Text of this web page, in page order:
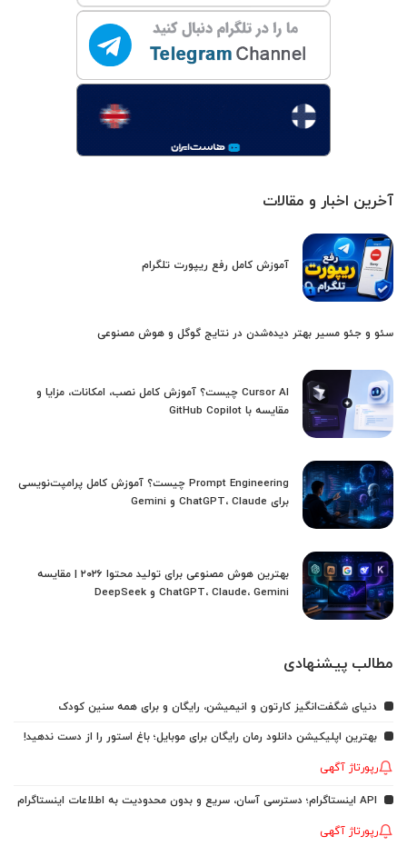
آخرین اخبار و مقالات
آموزش کامل رفع ریپورت تلگرام
سئو و جئو مسیر بهتر دیده‌شدن در نتایج گوگل و هوش مصنوعی
Cursor AI چیست؟ آموزش کامل نصب، امکانات، مزایا و
مقایسه با GitHub Copilot
Prompt Engineering چیست؟ آموزش کامل پرامپت‌نویسی
برای ChatGPT، Claude و Gemini
بهترین هوش مصنوعی برای تولید محتوا ۲۰۲۶ | مقایسه
ChatGPT، Claude، Gemini و DeepSeek
مطالب پیشنهادی
دنیای شگفت‌انگیز کارتون و انیمیشن، رایگان و برای همه سنین کودک
بهترین اپلیکیشن دانلود رمان رایگان برای موبایل؛ باغ استور را از دست ندهید!
رپورتاژ آگهی
API اینستاگرام؛ دسترسی آسان، سریع و بدون محدودیت به اطلاعات اینستاگرام
رپورتاژ آگهی